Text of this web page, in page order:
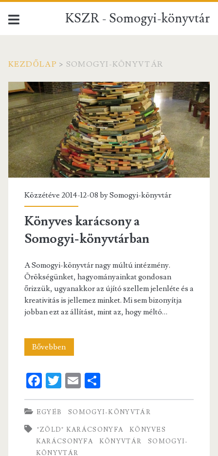
KSZR - Somogyi-könyvtár
KEZDŐLAP > SOMOGYI-KÖNYVTÁR
Kategória:
<span>Somogyi-
könyvtár</span>
Közzétéve 2014-12-08 bySomogyi-könyvtár
Könyves karácsony a
Somogyi-könyvtárban
A Somogyi-könyvtár nagy múltú intézmény.
Örökségünket, hagyományainkat gondosan
őrizzük, ugyanakkor az újító szellem jelenléte és a
kreativitás is jellemez minket. Mi sem bizonyítja
jobban ezt az állítást, mint az, hogy méltó…
BővebbenKönyves
a
Somogyi-
könyvtárban
Fa
ce
b
o
o
T
w
itt
er
E
m
ai
l
S
ha
re
EGYÉB SOMOGYI-KÖNYVTÁR
"ZÖLD" KARÁCSONYFA
KÖNYVES
KARÁCSONYFA
KÖNYVTÁR
SOMOGYI-
KÖNYVTÁR